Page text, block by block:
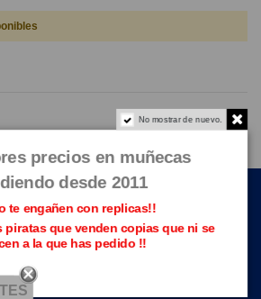
No mostrar de nuevo.
precios en muñecas
desde 2011
te engañen con replicas!!
piratas que venden copias que ni se
a la que has pedido !!